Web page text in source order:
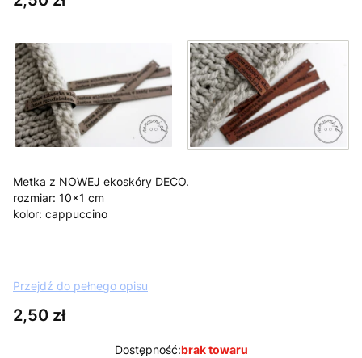
Metka z NOWEJ ekoskóry DECO.
rozmiar: 10x1 cm
kolor: cappuccino
Przejdź do pełnego opisu
Cena
2,50 zł
Dostępność:brak towaru